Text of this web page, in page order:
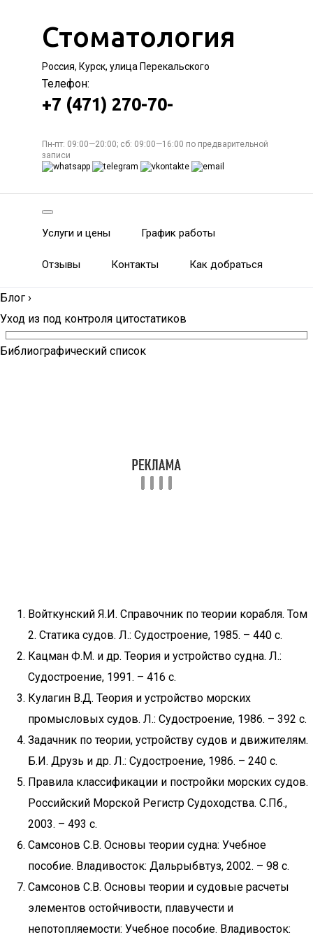
Стоматология
Россия, Курск, улица Перекальского
Телефон:
+7 (471) 270-70-
Пн-пт: 09:00—20:00; сб: 09:00—16:00 по предварительной
записи
Услуги и цены График работы
Отзывы Контакты Как добраться
Блог ›
Уход из под контроля цитостатиков
Библиографический список
Войткунский Я.И. Справочник по теории корабля. Том
2. Статика судов. Л.: Судостроение, 1985. – 440 с.
Кацман Ф.М. и др. Теория и устройство судна. Л.:
Судостроение, 1991. – 416 с.
Кулагин В.Д. Теория и устройство морских
промысловых судов. Л.: Судостроение, 1986. – 392 с.
Задачник по теории, устройству судов и движителям.
Б.И. Друзь и др. Л.: Судостроение, 1986. – 240 с.
Правила классификации и постройки морских судов.
Российский Морской Регистр Судоходства. С.Пб.,
2003. – 493 с.
Самсонов С.В. Основы теории судна: Учебное
пособие. Владивосток: Дальрыбвтуз, 2002. – 98 с.
Самсонов С.В. Основы теории и судовые расчеты
элементов остойчивости, плавучести и
непотопляемости: Учебное пособие. Владивосток: